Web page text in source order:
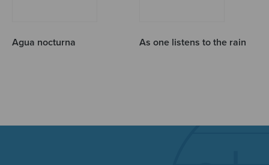
Agua nocturna As one listens to the rain